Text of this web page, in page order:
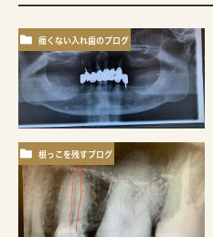
痛くない入れ歯のブログ
根っこを残すブログ